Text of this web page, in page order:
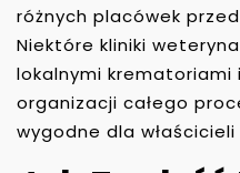
różnych placówek
Niektóre kliniki
lokalnymi
organizacji całego
wygodne dla